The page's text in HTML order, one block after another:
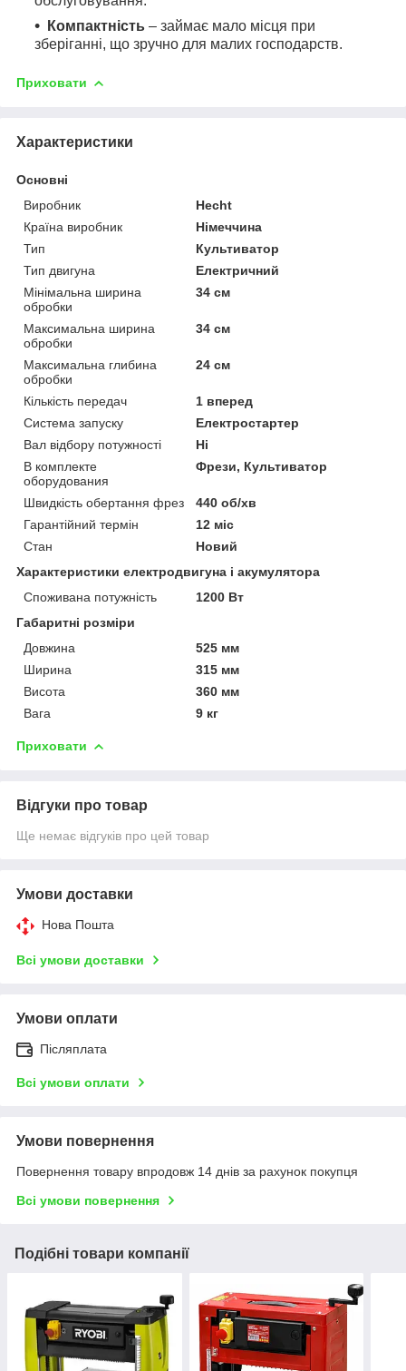
Компактність – займає мало місця при
зберіганні, що зручно для малих господарств.
Приховати
Характеристики
Основні
Виробник
Hecht
Країна виробник
Німеччина
Тип
Культиватор
Тип двигуна
Електричний
Мінімальна ширина
обробки
34 см
Максимальна ширина
обробки
34 см
Максимальна глибина
обробки
24 см
Кількість передач
1 вперед
Система запуску
Електростартер
Вал відбору потужності
Ні
В комплекте
оборудования
Фрези, Культиватор
Швидкість обертання фрез
440 об/хв
Гарантійний термін
12 міс
Стан
Новий
Характеристики електродвигуна і акумулятора
Споживана потужність
1200 Вт
Габаритні розміри
Довжина
525 мм
Ширина
315 мм
Висота
360 мм
Вага
9 кг
Приховати
Відгуки про товар
Ще немає відгуків про цей товар
Умови доставки
Нова Пошта
Всі умови доставки
Умови оплати
Післяплата
Всі умови оплати
Умови повернення
Повернення товару впродовж 14 днів за рахунок покупця
Всі умови повернення
Подібні товари компанії